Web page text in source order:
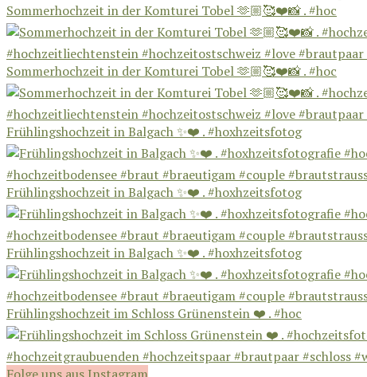
Sommerhochzeit in der Komturei Tobel 🫶🏼🥰❤️📸 . #hoc
Sommerhochzeit in der Komturei Tobel 🫶🏼🥰❤️📸 . #hoc
Frühlingshochzeit in Balgach ✨❤️ . #hoxhzeitsfotog
Frühlingshochzeit in Balgach ✨❤️ . #hoxhzeitsfotog
Frühlingshochzeit in Balgach ✨❤️ . #hoxhzeitsfotog
Frühlingshochzeit im Schloss Grünenstein ❤️ . #hoc